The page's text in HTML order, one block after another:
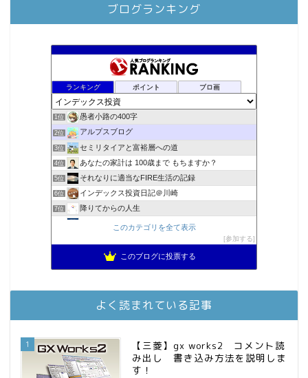
ブログランキング
ランキング ポイント ブロ画
1位 愚者小路の400字
2位 アルプスブログ
3位 セミリタイアと富裕層への道
4位 あなたの家計は 100歳まで もちますか？
5位 それなりに適当なFIRE生活の記録
6位 インデックス投資日記＠川崎
7位 降りてからの人生
MBAのインデックス投資日記
スパコンSEが効率的投資で一家セミリタイアするブログ
2023年(46歳)FIRE！！！＠20XX年FIRE！！！
11位 お金に困らない生活（インデックス投資ブログ）
庶民的家族がインデックス投資でセミリタイア目指してみた
このカテゴリを全て表示
参加する
このブログに投票する
よく読まれている記事
1
【三菱】gx works2 コメント読
み出し 書き込み方法を説明しま
す！